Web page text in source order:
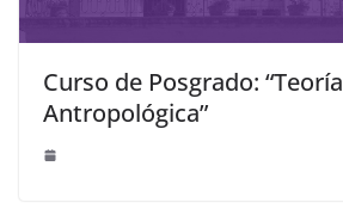
Curso de Posgrado: “Teoría
Antropológica”